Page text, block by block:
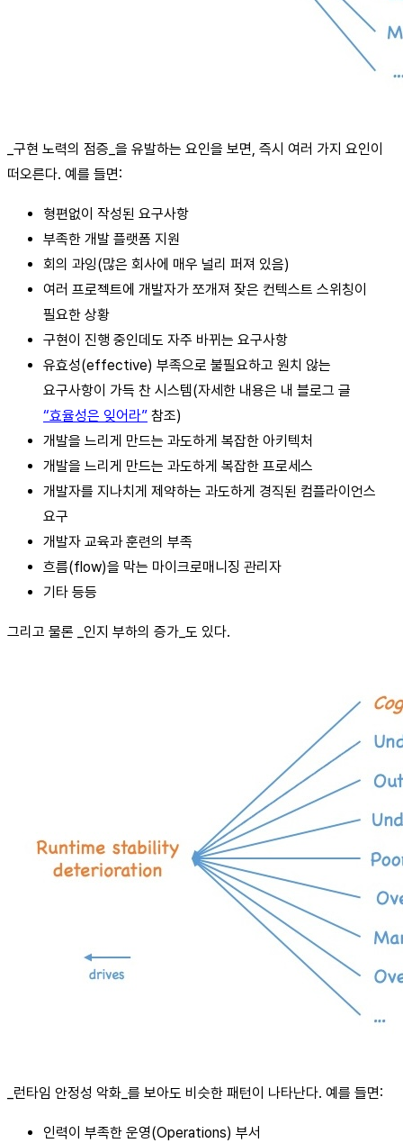
_구현 노력의 점증_을 유발하는 요인을 보면, 즉시 여러 가지 요인이
떠오른다. 예를 들면:
형편없이 작성된 요구사항
부족한 개발 플랫폼 지원
회의 과잉(많은 회사에 매우 널리 퍼져 있음)
여러 프로젝트에 개발자가 쪼개져 잦은 컨텍스트 스위칭이
필요한 상황
구현이 진행 중인데도 자주 바뀌는 요구사항
유효성(effective) 부족으로 불필요하고 원치 않는
요구사항이 가득 찬 시스템(자세한 내용은 내 블로그 글
“효율성은 잊어라” 참조)
개발을 느리게 만드는 과도하게 복잡한 아키텍처
개발을 느리게 만드는 과도하게 복잡한 프로세스
개발자를 지나치게 제약하는 과도하게 경직된 컴플라이언스
요구
개발자 교육과 훈련의 부족
흐름(flow)을 막는 마이크로매니징 관리자
기타 등등
그리고 물론 _인지 부하의 증가_도 있다.
_런타임 안정성 악화_를 보아도 비슷한 패턴이 나타난다. 예를 들면:
인력이 부족한 운영(Operations) 부서